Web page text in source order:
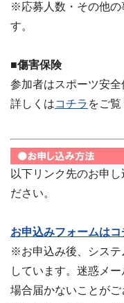
※応募人数・その他の
す。
■傷害保険
参加者はスポーツ安全
詳しくはコチラ をご覧
以下リンク先のお申
ださい。
お申込みフォームはコ
※お申込み後、システ
しています。迷惑メ
場合届かないことが